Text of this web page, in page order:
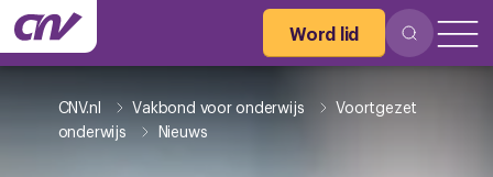
Word lid
CNV.nl Vakbond voor onderwijs
Voortgezet
onderwijs
Nieuws